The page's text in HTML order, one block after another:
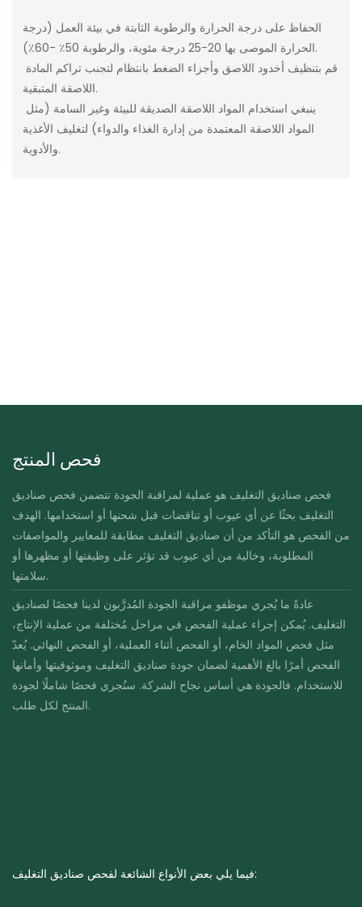
الحفاظ على درجة الحرارة والرطوبة الثابتة في بيئة العمل (درجة
الحرارة الموصى بها 20-25 درجة مئوية، والرطوبة 50٪ -60٪).
اللاصقة المتبقية.
المواد اللاصقة المعتمدة من إدارة الغذاء والدواء) لتغليف الأغذية
والأدوية.
فحص المنتج
فحص صناديق التغليف هو عملية لمراقبة الجودة تتضمن فحص صناديق
التغليف بحثًا عن أي عيوب أو تناقضات قبل شحنها أو استخدامها. الهدف
من الفحص هو التأكد من أن صناديق التغليف مطابقة للمعايير والمواصفات
المطلوبة، وخالية من أي عيوب قد تؤثر على وظيفتها أو مظهرها أو
سلامتها.
عادةً ما يُجري موظفو مراقبة الجودة المُدرَّبون لدينا فحصًا لصناديق
التغليف. يُمكن إجراء عملية الفحص في مراحل مُختلفة من عملية الإنتاج،
مثل فحص المواد الخام، أو الفحص أثناء العملية، أو الفحص النهائي. يُعدّ
الفحص أمرًا بالغ الأهمية لضمان جودة صناديق التغليف وموثوقيتها وأمانها
للاستخدام. فالجودة هي أساس نجاح الشركة. سنُجري فحصًا شاملًا لجودة
المنتج لكل طلب.
فيما يلي بعض الأنواع الشائعة لفحص صناديق التغليف: